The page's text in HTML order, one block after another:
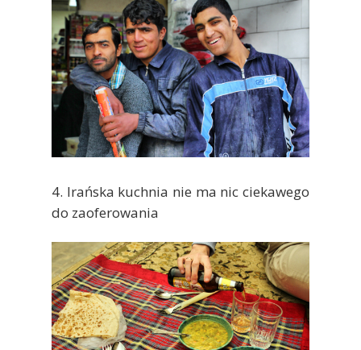
4. Irańska kuchnia nie ma nic ciekawego
do zaoferowania